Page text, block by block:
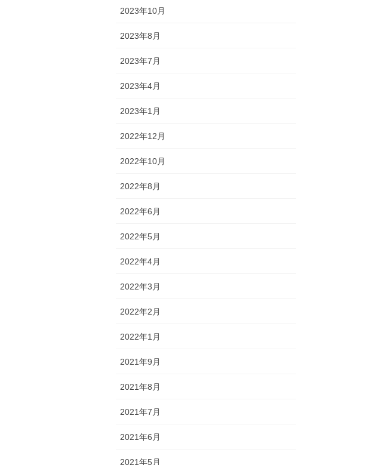
2023年10月
2023年8月
2023年7月
2023年4月
2023年1月
2022年12月
2022年10月
2022年8月
2022年6月
2022年5月
2022年4月
2022年3月
2022年2月
2022年1月
2021年9月
2021年8月
2021年7月
2021年6月
2021年5月